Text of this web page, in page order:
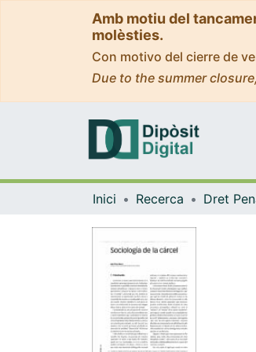
Amb motiu del
molèsties.
Con motivo del cierre de
Due to the summer
Inici Recerca